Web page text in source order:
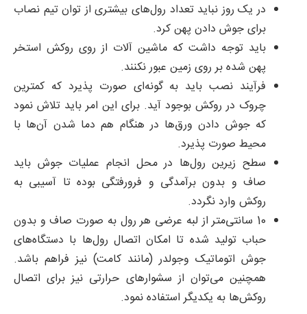
در یک روز نباید تعداد رول‌های بیشتری از توان تیم نصاب
برای جوش دادن پهن کرد.
باید توجه داشت که ماشین آلات از روی روکش استخر
پهن شده بر روی زمین عبور نکنند.
فرآیند نصب باید به گونه‌ای صورت پذیرد که کمترین
چروک در روکش بوجود آید. برای این امر باید تلاش نمود
که جوش دادن ورق‌ها در هنگام هم دما شدن آن‌ها با
محیط صورت پذیرد.
سطح زیرین رول‌ها در محل انجام عملیات جوش باید
صاف و بدون برآمدگی و فرورفتگی بوده تا آسیبی به
روکش وارد نگردد.
10 سانتی‌متر از لبه عرضی هر رول به صورت صاف و بدون
حباب تولید شده تا امکان اتصال رول‌ها با دستگاه‌های
جوش اتوماتیک وجولدر (مانند کامت) نیز فراهم باشد.
همچنین می‌توان از سشوارهای حرارتی نیز برای اتصال
روکش‌ها به یکدیگر استفاده نمود.